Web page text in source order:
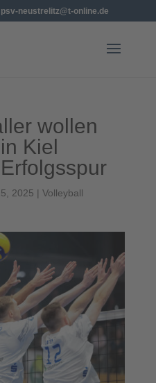
psv-neustrelitz@t-online.de
wollen
Kiel
2025 | Volleyball